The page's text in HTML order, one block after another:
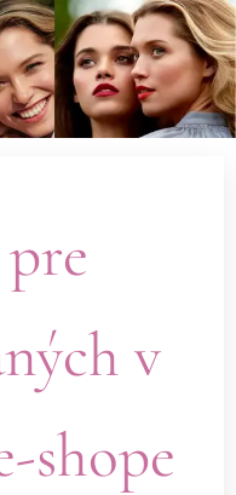
v
shope